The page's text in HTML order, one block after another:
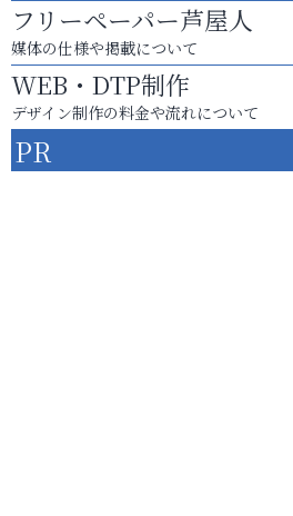
フリーペーパー芦屋人
媒体の仕様や掲載について
WEB・DTP制作
デザイン制作の料金や流れについて
PR